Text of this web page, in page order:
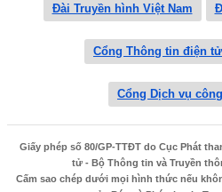
Đài Truyền hình Việt Nam
Cổng Thông tin điện
Cổng Dịch vụ
Giấy phép số 80/GP-TTĐT do Cục Phát
tử - Bộ Thông tin và Truyền
Cấm sao chép dưới mọi hình thức nếu